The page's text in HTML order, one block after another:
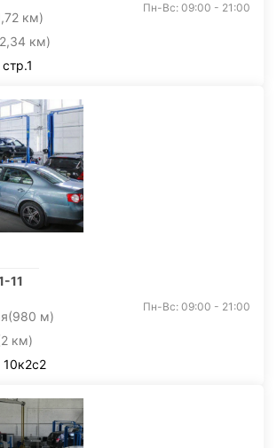
км)
км)
Пн-Вс: 09:00 - 21:00
11
(980 м)
км)
Пн-Вс: 09:00 - 21:00